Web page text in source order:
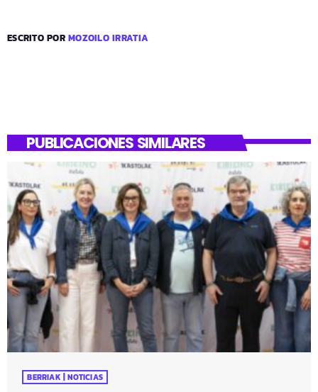
ESCRITO PORMOZOILO IRRATIA
PUBLICACIONES SIMILARES
BERRIAK | NOTICIAS